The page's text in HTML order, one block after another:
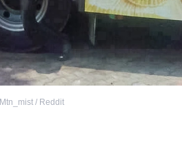
Mtn_mist / Reddit